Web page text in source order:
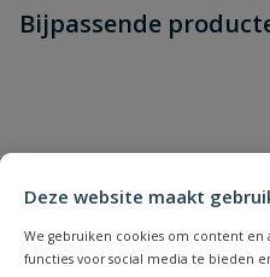
Deze website maakt
We gebruiken cookies om content en
functies voor social media te bieden
dit product?
Schrijf zelf een
Bijpassende